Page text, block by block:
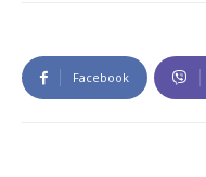
Facebook